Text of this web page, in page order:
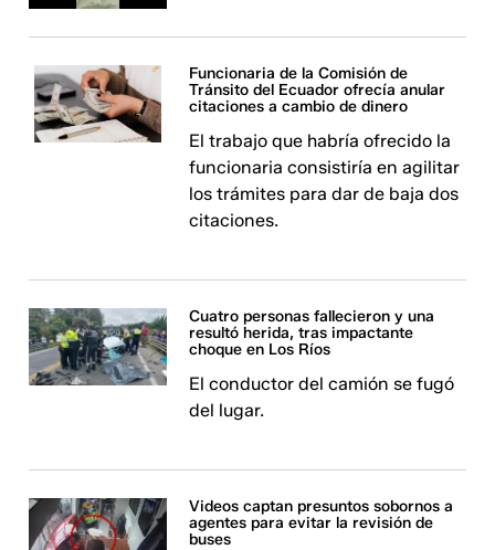
Funcionaria de la Comisión de
Tránsito del Ecuador ofrecía anular
citaciones a cambio de dinero
El trabajo que habría ofrecido la
funcionaria consistiría en agilitar
los trámites para dar de baja dos
citaciones.
Cuatro personas fallecieron y una
resultó herida, tras impactante
choque en Los Ríos
El conductor del camión se fugó
del lugar.
Videos captan presuntos sobornos a
agentes para evitar la revisión de
buses